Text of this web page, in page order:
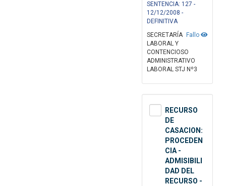
SENTENCIA: 127 -
12/12/2008 -
DEFINITIVA
Fallo
SECRETARÍA
LABORAL Y
CONTENCIOSO
ADMINISTRATIVO
LABORAL STJ Nº3
RECURSO
DE
CASACION:
PROCEDEN
CIA -
ADMISIBILI
DAD DEL
RECURSO -